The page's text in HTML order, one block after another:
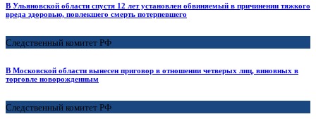
В Ульяновской области спустя 12 лет установлен обвиняемый в причинении тяжкого
вреда здоровью, повлекшего смерть потерпевшего
Следственный комитет РФ
В Московской области вынесен приговор в отношении четверых лиц, виновных в
торговле новорожденным
Следственный комитет РФ